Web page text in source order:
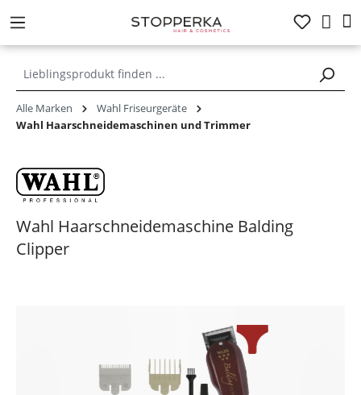
springen
Alle Marken
Wahl Friseurgeräte
Wahl Haarschneidemaschinen und Trimmer
Wahl Haarschneidemaschine Balding
Clipper